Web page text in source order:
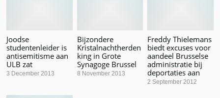
Joodse
studentenleider is
antisemitisme aan
ULB zat
3 December 2013
Bijzondere
Kristalnachtherden
king in Grote
Synagoge Brussel
8 November 2013
Freddy Thielemans
biedt excuses voor
aandeel Brusselse
administratie bij
deportaties aan
2 September 2012